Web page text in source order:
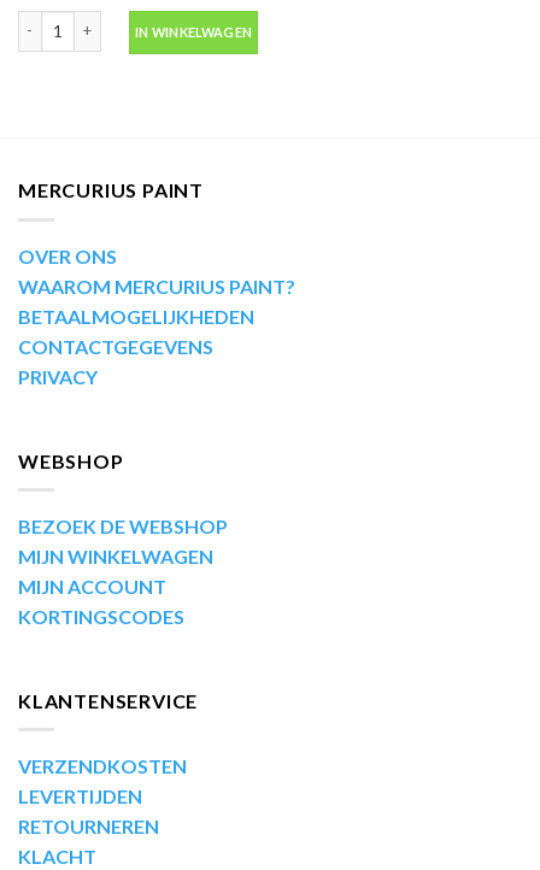
IN WINKELWAGEN
MERCURIUS PAINT
OVER ONS
WAAROM MERCURIUS PAINT?
BETAALMOGELIJKHEDEN
CONTACTGEGEVENS
PRIVACY
WEBSHOP
BEZOEK DE WEBSHOP
MIJN WINKELWAGEN
MIJN ACCOUNT
KORTINGSCODES
KLANTENSERVICE
VERZENDKOSTEN
LEVERTIJDEN
RETOURNEREN
KLACHT